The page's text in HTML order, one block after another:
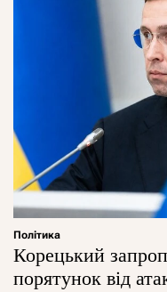
Політика
Корецький
порятунок від